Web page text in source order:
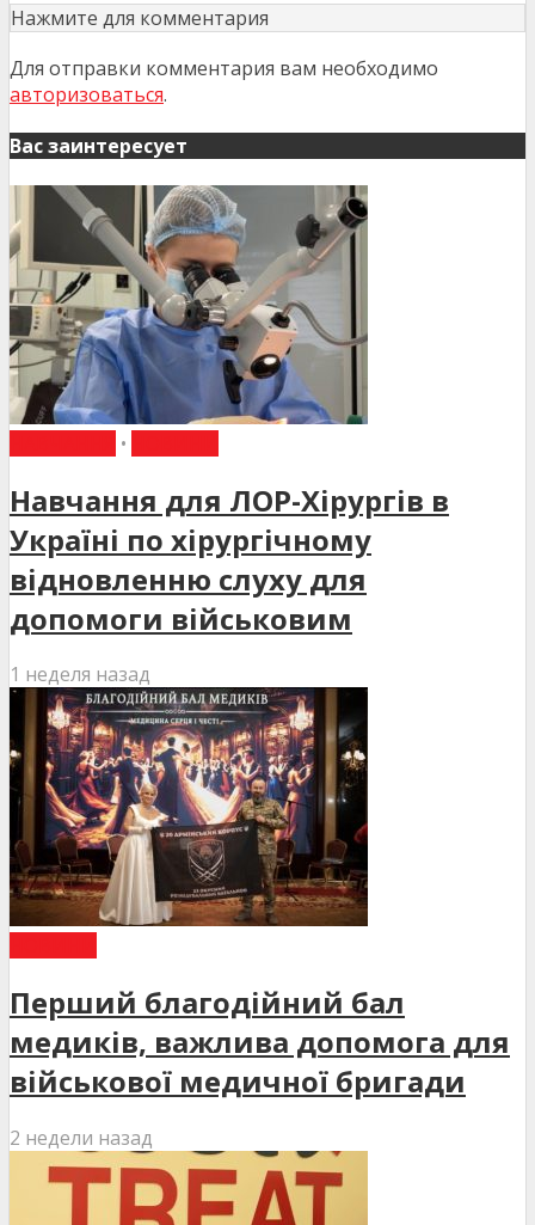
Нажмите для комментария
Для отправки комментария вам необходимо
авторизоваться.
Вас заинтересует
•
Навчання для ЛОР-Хірургів в
Україні по хірургічному
відновленню слуху для
допомоги військовим
1 неделя назад
Перший благодійний бал
медиків, важлива допомога для
військової медичної бригади
2 недели назад